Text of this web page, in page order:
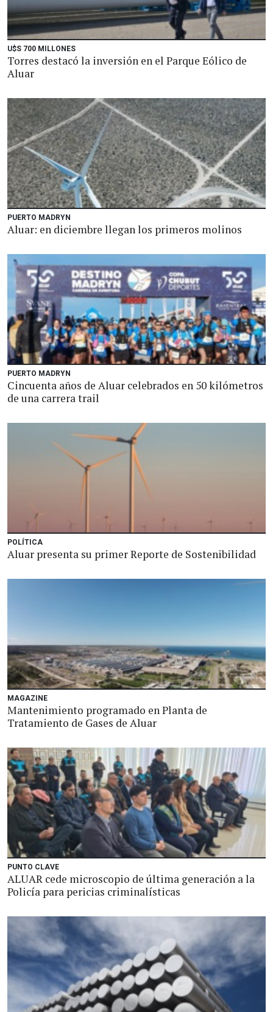
U$S 700 MILLONES
Torres destacó la inversión en el Parque Eólico de
Aluar
PUERTO MADRYN
Aluar: en diciembre llegan los primeros molinos
PUERTO MADRYN
Cincuenta años de Aluar celebrados en 50 kilómetros
de una carrera trail
POLÍTICA
Aluar presenta su primer Reporte de Sostenibilidad
MAGAZINE
Mantenimiento programado en Planta de
Tratamiento de Gases de Aluar
PUNTO CLAVE
ALUAR cede microscopio de última generación a la
Policía para pericias criminalísticas